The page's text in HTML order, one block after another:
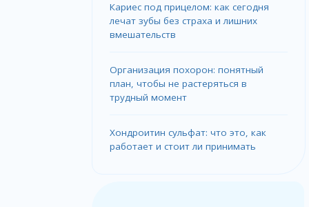
Кариес под прицелом: как сегодня
лечат зубы без страха и лишних
вмешательств
Организация похорон: понятный
план, чтобы не растеряться в
трудный момент
Хондроитин сульфат: что это, как
работает и стоит ли принимать